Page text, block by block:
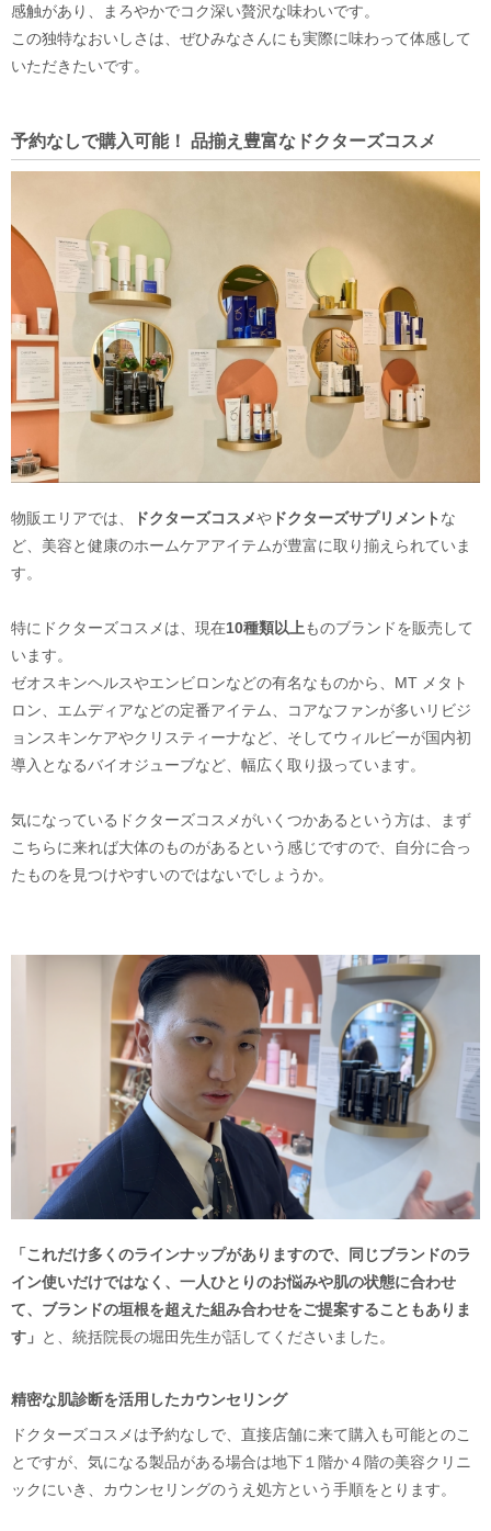
感触があり、まろやかでコク深い贅沢な味わいです。
この独特なおいしさは、ぜひみなさんにも実際に味わって体感して
いただきたいです。
予約なしで購入可能！ 品揃え豊富なドクターズコスメ
物販エリアでは、 ドクターズコスメや ドクターズサプリメント な
ど、美容と健康のホームケアアイテムが豊富に取り揃えられていま
す。
特にドクターズコスメは、現在10種類以上ものブランドを販売して
います。
ゼオスキンヘルスやエンビロンなどの有名なものから、MT メタト
ロン、エムディアなどの定番アイテム、コアなファンが多いリビジ
ョンスキンケアやクリスティーナなど、そしてウィルビーが国内初
導入となるバイオジューブなど、幅広く取り扱っています。
気になっているドクターズコスメがいくつかあるという方は、まず
こちらに来れば大体のものがあるという感じですので、自分に合っ
たものを見つけやすいのではないでしょうか。
「これだけ多くのラインナップがありますので、同じブランドのラ
イン使いだけではなく、一人ひとりのお悩みや肌の状態に合わせ
て、ブランドの垣根を超えた組み合わせをご提案することもありま
す」 と、統括院長の堀田先生が話してくださいました。
精密な肌診断を活用したカウンセリング
ドクターズコスメは予約なしで、直接店舗に来て購入も可能とのこ
とですが、気になる製品がある場合は地下１階か４階の美容クリニ
ックにいき、カウンセリングのうえ処方という手順をとります。